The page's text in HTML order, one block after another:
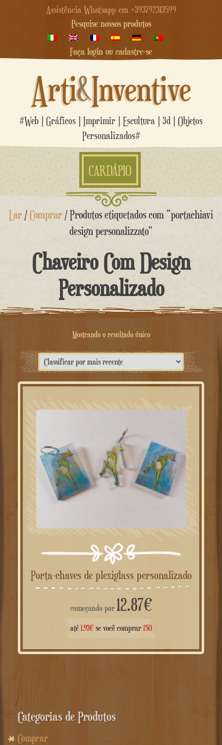
Assistência Whatsapp em +393792313599
Pesquise nossos produtos
Faça login ou cadastre-se
Arti&Inventive
#Web | Gráficos | Imprimir | Escultura | 3d | Objetos
Personalizados#
CARDÁPIO
Ir
paraLar /Comprar / Produtos etiquetados com “portachiavi
design personalizzato”
Chaveiro Com Design
Personalizado
Mostrando o resultado único
Porta-chaves de plexiglass personalizado
começando por 12.87€
até 1.93€se você comprar 150
Categorias de Produtos
Comprar